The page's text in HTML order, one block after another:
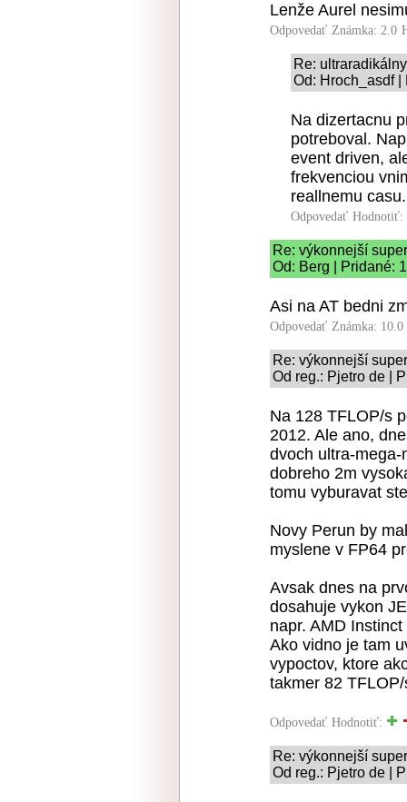
Lenže Aurel
Odpovedať Známka: 2.0
Re:
Od: Hroch_asdf |
Na dizertacnu
potreboval.
event driven,
frekvenciou
reallnemu
Odpovedať Hodnotiť:
Re: výkonnejší
Od: Berg | Pridané:
Asi na AT bedni
Odpovedať Známka: 10.0
Re: výkonnejší
Od reg.: Pjetro de |
Na 128 TFLOP/s
2012. Ale ano,
dvoch ultra-
dobreho 2m
tomu vyburavat
Novy Perun by
myslene v FP64
Avsak dnes na
dosahuje vykon
napr. AMD
Ako vidno je tam
vypoctov, ktore
takmer 82
Odpovedať Hodnotiť:
Re: výkonnejší
Od reg.: Pjetro de |